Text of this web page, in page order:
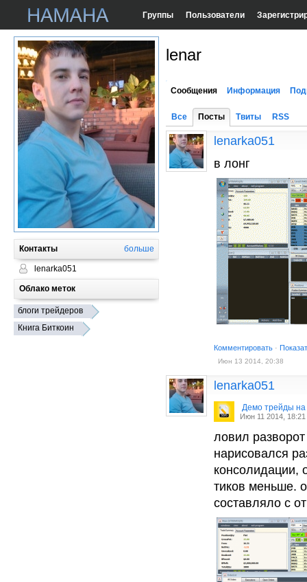
Группы Пользователи
Контакты больше
lenarka051
Облако меток
блоги трейдеров
Книга Биткоин
lenar
Сообщения Информация
Все Посты Твиты RSS
lenarka051
в лонг
Комментировать ·
Июн 13 2014, 20:38
lenarka051
Демо трейды на
Июн 11 2014, 18:21
ловил
нарисовался
консолидации,
тиков меньше.
составляло с